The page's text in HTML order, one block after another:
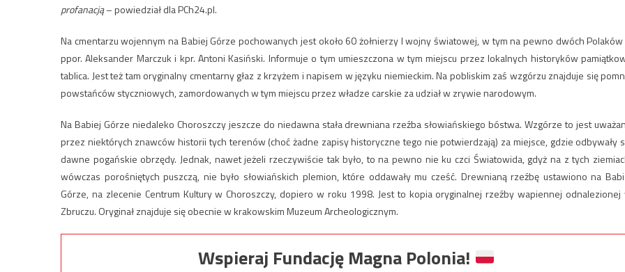
profanacją– powiedział dla PCh24.pl.
Na cmentarzu wojennym na Babiej Górze pochowanych jest około 60 żołnierzy I wojny światowej, w tym na pewno dwóch
ppor. Aleksander Marczuk i kpr. Antoni Kasiński. Informuje o tym umieszczona w tym miejscu przez lokalnych historyków
tablica. Jest też tam oryginalny cmentarny głaz z krzyżem i napisem w języku niemieckim. Na pobliskim zaś wzgórzu znajduje się
powstańców styczniowych, zamordowanych w tym miejscu przez władze carskie za udział w zrywie narodowym.
Na Babiej Górze niedaleko Choroszczy jeszcze do niedawna stała drewniana rzeźba słowiańskiego bóstwa. Wzgórze to jest
przez niektórych znawców historii tych terenów (choć żadne zapisy historyczne tego nie potwierdzają) za miejsce, gdzie odbywały
dawne pogańskie obrzędy. Jednak, nawet jeżeli rzeczywiście tak było, to na pewno nie ku czci Światowida, gdyż na z tych
wówczas porośniętych puszczą, nie było słowiańskich plemion, które oddawały mu cześć. Drewnianą rzeźbę ustawiono na
Górze, na zlecenie Centrum Kultury w Choroszczy, dopiero w roku 1998. Jest to kopia oryginalnej rzeźby wapiennej odnalezionej
Zbruczu. Oryginał znajduje się obecnie w krakowskim Muzeum Archeologicznym.
Wspieraj Fundację Magna Polonia!